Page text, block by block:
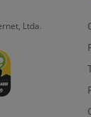
Ltda.